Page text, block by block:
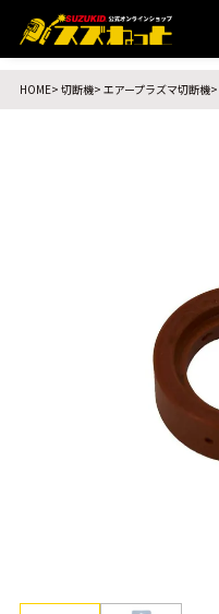
HOME 切断機 エアープラズマ切断機